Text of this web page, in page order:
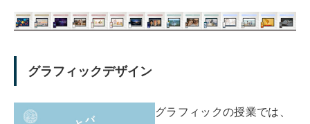
グラフィックデザイン
グラフィックの授業では、